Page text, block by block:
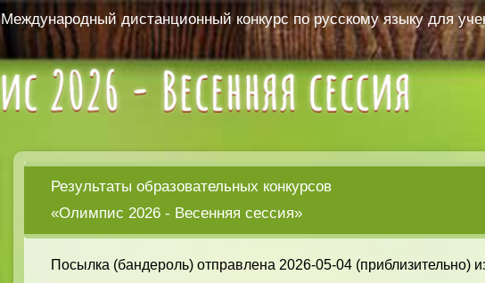
Международный дистанционный конкурс по русскому языку для
Результаты образовательных конкурсов
«Олимпис 2026 - Весенняя сессия»
Посылка (бандероль) отправлена 2026-05-04 (приблизительно)